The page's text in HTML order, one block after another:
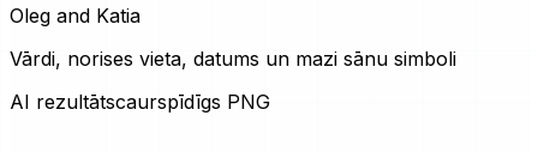
Oleg and Katia
Vārdi, norises vieta, datums un mazi sānu simboli
AI rezultātscaurspīdīgs PNG